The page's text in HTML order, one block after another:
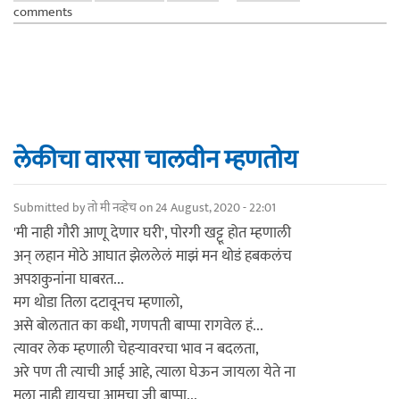
comments
लेकीचा वारसा चालवीन म्हणतोय
Submitted byतो मी नव्हेचon 24 August, 2020 - 22:01
'मी नाही गौरी आणू देणार घरी', पोरगी खट्टू होत म्हणाली
अन् लहान मोठे आघात झेललेलं माझं मन थोडं हबकलंच
अपशकुनांना घाबरत...
मग थोडा तिला दटावूनच म्हणालो,
असे बोलतात का कधी, गणपती बाप्पा रागवेल हं...
त्यावर लेक म्हणाली चेहऱ्यावरचा भाव न बदलता,
अरे पण ती त्याची आई आहे, त्याला घेऊन जायला येते ना